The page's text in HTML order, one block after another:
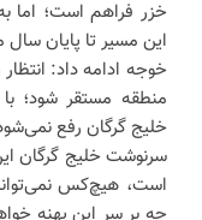
خزر فراهم است؛ اما
این مسیر تا پایان
خوجه ادامه داد:
منطقه مستقر شود؛
خلیج گرگان رفع
سرنوشت خلیج گرگان
است، هیچ‌کس